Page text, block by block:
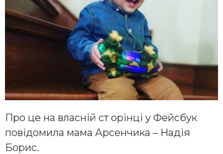
Про це на власній ст орінці у Фейсбук
повідомила мама Арсенчика – Надія
Борис.